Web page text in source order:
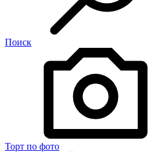
Поиск
Торт по фото